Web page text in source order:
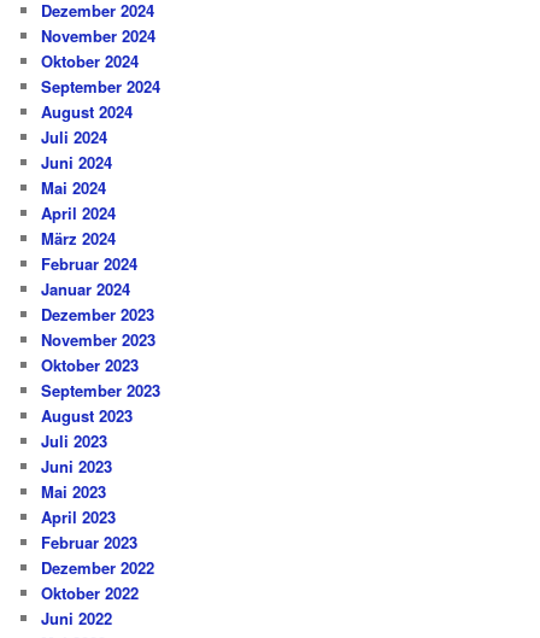
Dezember 2024
November 2024
Oktober 2024
September 2024
August 2024
Juli 2024
Juni 2024
Mai 2024
April 2024
März 2024
Februar 2024
Januar 2024
Dezember 2023
November 2023
Oktober 2023
September 2023
August 2023
Juli 2023
Juni 2023
Mai 2023
April 2023
Februar 2023
Dezember 2022
Oktober 2022
Juni 2022